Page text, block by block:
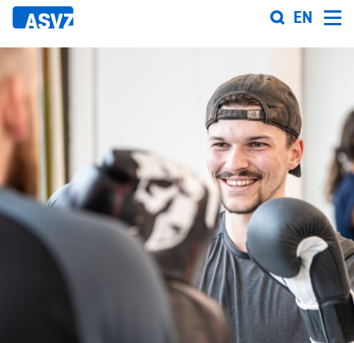
Direkt
zum
EN
Sportfahrplan
Sportarten
Sportanlagen
Events
ASVZ@home